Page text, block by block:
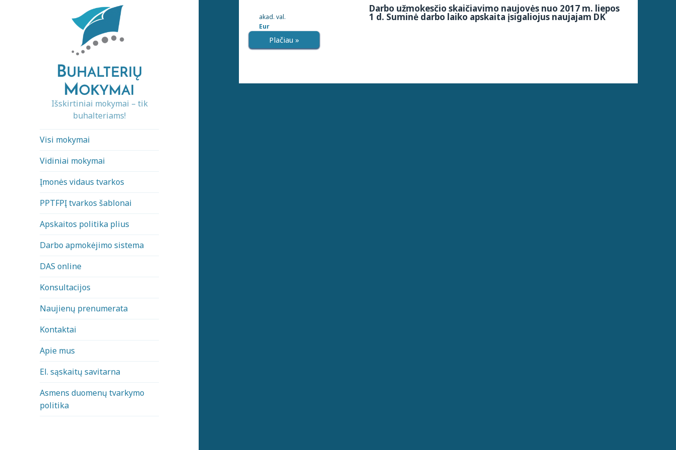
Išskirtiniai mokymai – tik
buhalteriams!
Visi mokymai
Vidiniai mokymai
Įmonės vidaus tvarkos
PPTFPĮ tvarkos šablonai
Apskaitos politika plius
Darbo apmokėjimo sistema
DAS online
Konsultacijos
Naujienų prenumerata
Kontaktai
Apie mus
El. sąskaitų savitarna
Asmens duomenų tvarkymo
politika
Darbo užmokesčio skaičiavimo naujovės nuo 2017 m. liepos
1 d. Suminė darbo laiko apskaita įsigaliojus naujajam DK
akad. val.
Eur
Plačiau »